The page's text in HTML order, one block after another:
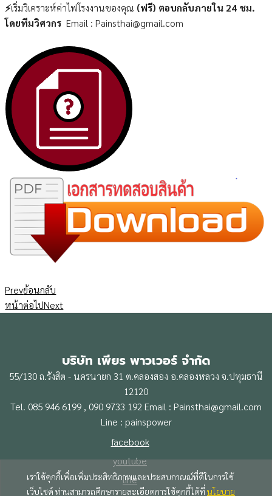
เราใช้คุกกี้เพื่อเพิ่มประสิทธิภาพและประสบกาณณ์ที่ดีในการใช้
เว็บไซด์ ท่านสามารถศึกษารายละเอียดการใช้คุกกี้ได้ที่ นโยบาย
⚡เริ่มวิเคราะห์ค่าไฟโรงงานของคุณ (ฟรี) ตอบกลับภายใน 24 ชม.
โดยทีมวิศวกร Email : Painsthai@gmail.com
Prevย้อนกลับ
หน้าต่อไปNext
บริษัท เพียร พาวเวอร์ จำกัด
55/130 ถ.รังสิต - นครนายก 31 ต.คลองสอง อ.คลองหลวง จ.ปทุมธานี
12120
Tel. 085 946 6199 , 090 9733 192 Email : Painsthai@gmail.com
Line : painspower
facebook
youtube
line